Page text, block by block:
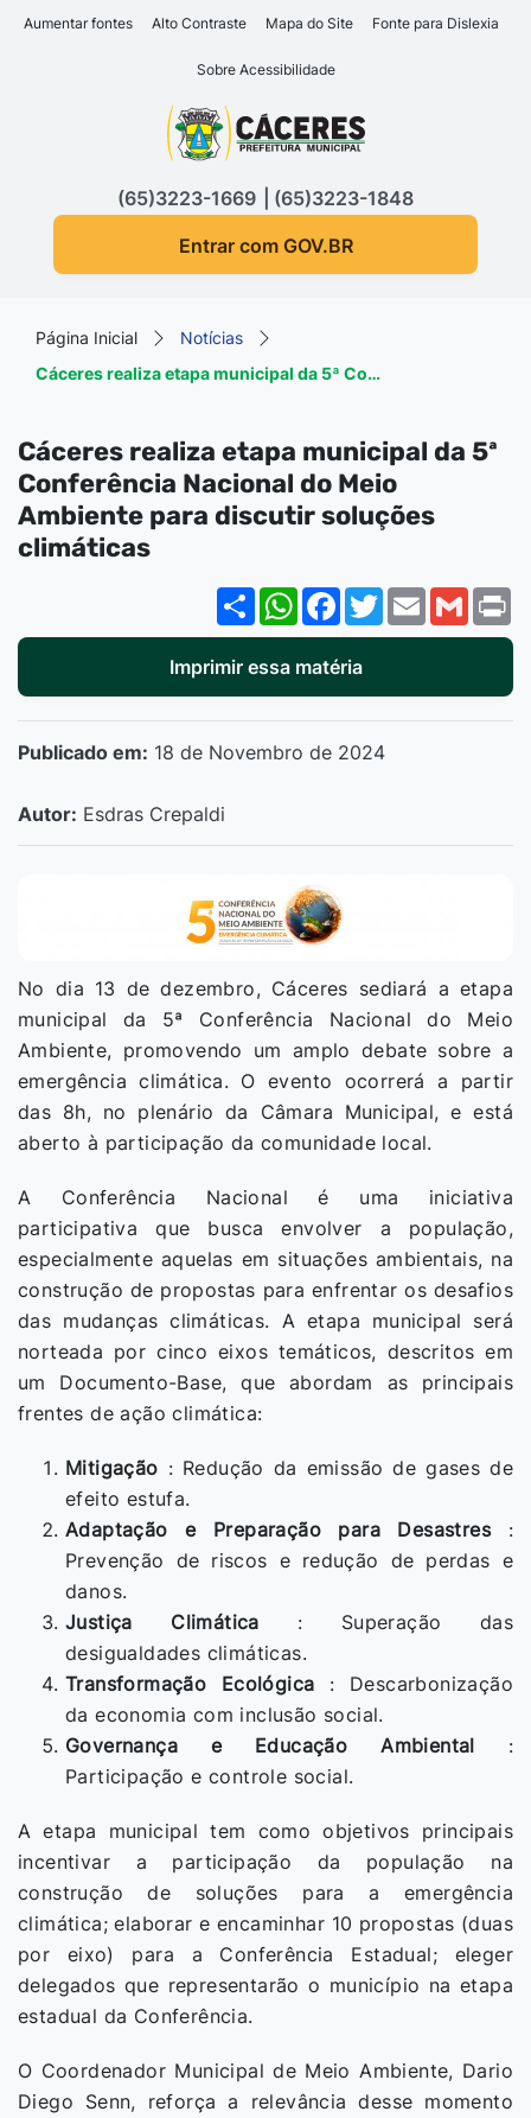
Seção de atalhos e links
Ir para o conteúdo [alt+1]
Ir para o rodapé [alt+4]
Aumentar fontes Alto Contraste Mapa do Site Fonte para Dislexia
Sobre Acessibilidade
Seção do menu principal
(65)3223-1669
(65)3223-1848
Entrar com GOV.BR
Página Inicial
Notícias
Cáceres realiza etapa municipal da 5ª Co…
Cáceres realiza etapa municipal da 5ª
Conferência Nacional do Meio
Ambiente para discutir soluções
climáticas
ShareWhatsApp
Facebook
Twitter
EmailGmail
Imprimir essa matéria
Publicado em: 18 de Novembro de 2024
Autor: Esdras Crepaldi
No dia 13 de dezembro, Cáceres sediará a etapa
municipal da 5ª Conferência Nacional do Meio
Ambiente, promovendo um amplo debate sobre a
emergência climática. O evento ocorrerá a partir
das 8h, no plenário da Câmara Municipal, e está
aberto à participação da comunidade local.
A Conferência Nacional é uma iniciativa
participativa que busca envolver a população,
especialmente aquelas em situações ambientais, na
construção de propostas para enfrentar os desafios
das mudanças climáticas. A etapa municipal será
norteada por cinco eixos temáticos, descritos em
um Documento-Base, que abordam as principais
frentes de ação climática:
Mitigação : Redução da emissão de gases de
efeito estufa.
Adaptação e Preparação para Desastres:
Prevenção de riscos e redução de perdas e
danos.
Justiça Climática : Superação das
desigualdades climáticas.
Transformação Ecológica : Descarbonização
da economia com inclusão social.
Governança e Educação Ambiental :
Participação e controle social.
A etapa municipal tem como objetivos principais
incentivar a participação da população na
construção de soluções para a emergência
climática; elaborar e encaminhar 10 propostas (duas
por eixo) para a Conferência Estadual; eleger
delegados que representarão o município na etapa
estadual da Conferência.
O Coordenador Municipal de Meio Ambiente, Dario
Diego Senn, reforça a relevância desse momento